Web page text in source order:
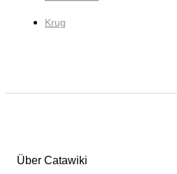
Krug
Über Catawiki